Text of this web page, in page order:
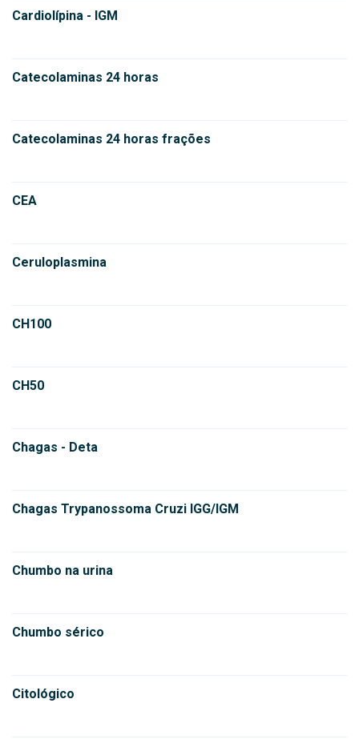
Cardiolípina - IGM
Catecolaminas 24 horas
Catecolaminas 24 horas frações
CEA
Ceruloplasmina
CH100
CH50
Chagas - Deta
Chagas Trypanossoma Cruzi IGG/IGM
Chumbo na urina
Chumbo sérico
Citológico